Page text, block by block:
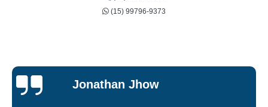
(15) 99796-9373
Carvalho